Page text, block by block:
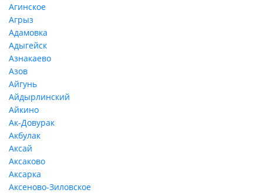
Агинское
Агрыз
Адамовка
Адыгейск
Азнакаево
Азов
Айгунь
Айдырлинский
Айкино
Ак-Довурак
Акбулак
Аксай
Аксаково
Аксарка
Аксеново-Зиловское